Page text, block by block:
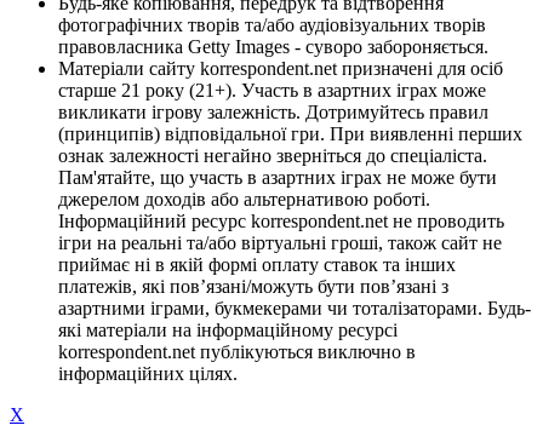
фотографічних творів та/або аудіовізуальних творів
правовласника Getty Images - суворо забороняється.
Матеріали сайту korrespondent.net призначені для осіб
старше 21 року (21+). Участь в азартних іграх може
викликати ігрову залежність. Дотримуйтесь правил
(принципів) відповідальної гри. При виявленні перших
ознак залежності негайно зверніться до спеціаліста.
Пам'ятайте, що участь в азартних іграх не може бути
джерелом доходів або альтернативою роботі.
Інформаційний ресурс korrespondent.net не проводить
ігри на реальні та/або віртуальні гроші, також сайт не
приймає ні в якій формі оплату ставок та інших
платежів, які пов’язані/можуть бути пов’язані з
азартними іграми, букмекерами чи тоталізаторами. Будь-
які матеріали на інформаційному ресурсі
korrespondent.net публікуються виключно в
інформаційних цілях.
X